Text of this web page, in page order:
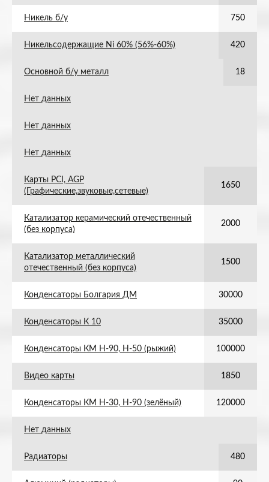
Никель б/у 750
Никельсодержащие Ni 60% (56%-60%) 420
Основной б/у металл 18
Нет данных
Нет данных
Нет данных
Карты PCI, AGP
(Графические,звуковые,сетевые)
1650
Катализатор керамический отечественный
(без корпуса)
2000
Катализатор металлический
отечественный (без корпуса)
1500
Конденсаторы Болгария ДМ 30000
Конденсаторы К 10 35000
Конденсаторы КМ Н-90, Н-50 (рыжий) 100000
Видео карты 1850
Конденсаторы КМ Н-30, Н-90 (зелёный) 120000
Нет данных
Радиаторы 480